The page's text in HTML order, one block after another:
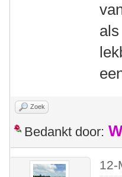
Zoek
Bedankt door:
12-